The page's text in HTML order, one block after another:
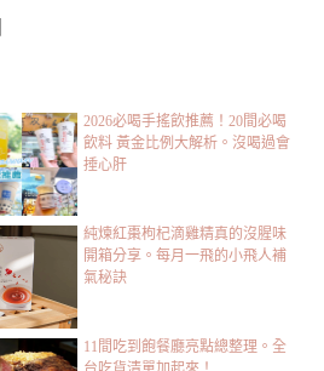
2026必喝手搖飲推薦！20間必喝
飲料 黃金比例大解析。沒喝過會
捶心肝
純煉紅棗枸杞滴雞精真的沒腥味
開箱分享。每月一飛的小飛人補
氣秘訣
11間吃到飽餐廳亮點總整理。全